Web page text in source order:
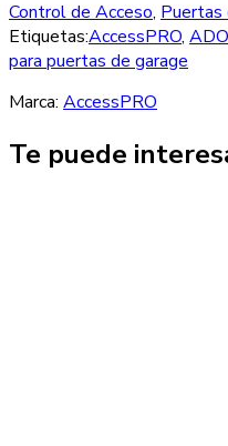
Control de Acceso, Puertas
Etiquetas:AccessPRO,
para puertas de garage
Marca: AccessPRO
Te puede